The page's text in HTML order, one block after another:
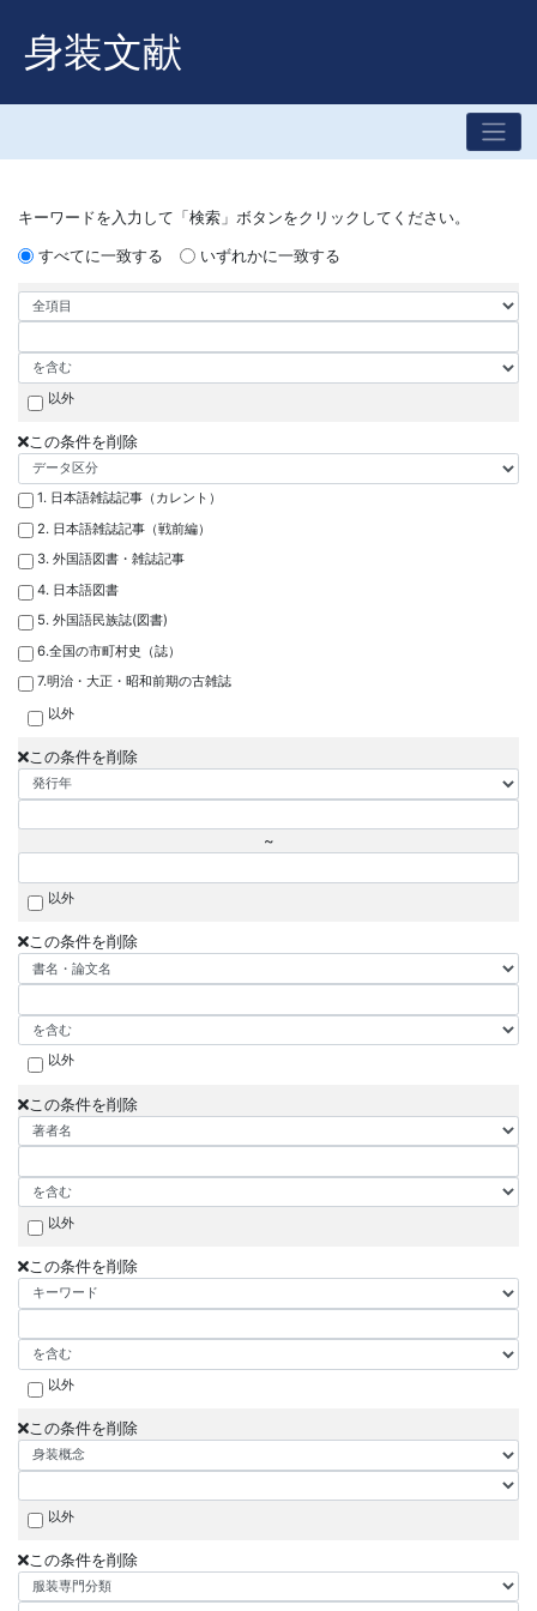
身装文献
キーワードを入力して「検索」ボタンをクリックしてください。
すべてに一致する
いずれかに一致する
以外
この条件を削除
1. 日本語雑誌記事（カレント）
2. 日本語雑誌記事（戦前編）
3. 外国語図書・雑誌記事
4. 日本語図書
5. 外国語民族誌(図書)
6.全国の市町村史（誌）
7.明治・大正・昭和前期の古雑誌
以外
この条件を削除
~
以外
この条件を削除
以外
この条件を削除
以外
この条件を削除
以外
この条件を削除
以外
この条件を削除